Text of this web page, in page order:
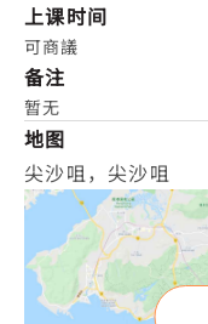
上课时间
可商議
备注
暂无
地图
尖沙咀，尖沙咀